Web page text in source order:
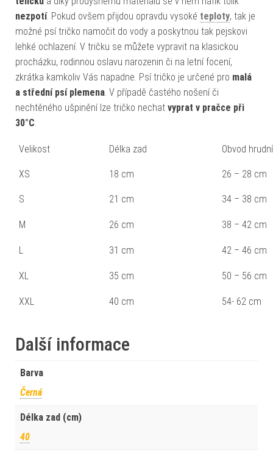
nezpotí. Pokud ovšem přijdou opravdu vysoké teploty, tak je
možné psí tričko namočit do vody a poskytnou tak pejskovi
lehké ochlazení. V tričku se můžete vypravit na klasickou
procházku, rodinnou oslavu narozenin či na letní focení,
zkrátka kamkoliv Vás napadne. Psí tričko je určené pro malá
a střední psí plemena . V případě častého nošení či
nechtěného ušpinění lze tričko nechat vyprat v pračce při
30°C
Velikost Délka zad Obvod
XS 18 cm 26 – 28 cm
S 21 cm 34 – 38 cm
M 26 cm 38 – 42 cm
L 31 cm 42 – 46 cm
XL 35 cm 50 – 56 cm
XXL 40 cm 54- 62 cm
Další informace
Barva
Černá
Délka zad (cm)
40